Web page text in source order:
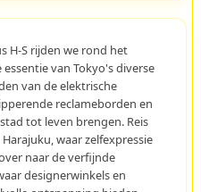
H-S rijden we rond het
van Tokyo's diverse
van de elektrische
reclameborden en
tot leven brengen. Reis
waar zelfexpressie
naar de verfijnde
designerwinkels en